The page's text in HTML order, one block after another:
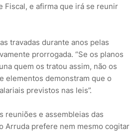
Fiscal, e afirma que irá se reunir
travadas durante anos pelas
prorrogada. “Se os planos
quem os tratou assim, não os
elementos demonstram que o
previstos nas leis”.
reuniões e assembleias das
Arruda prefere nem mesmo cogitar